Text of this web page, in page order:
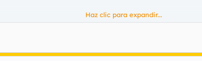
Haz clic para expandir...